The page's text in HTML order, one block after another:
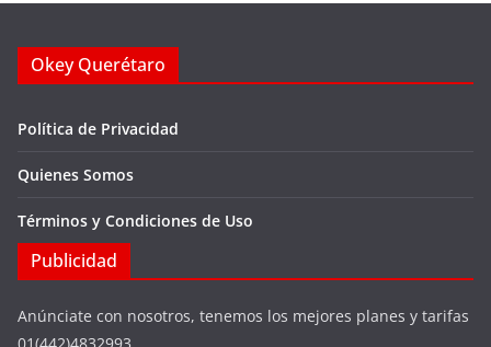
Okey Querétaro
Política de Privacidad
Quienes Somos
Términos y Condiciones de Uso
Publicidad
Anúnciate con nosotros, tenemos los mejores planes y tarifas